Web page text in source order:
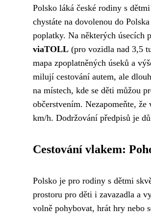
Polsko láká české rodiny s
chystáte na dovolenou do
poplatky. Na některých úsecích
viaTOLL (pro vozidla nad 3,5
mapa zpoplatněných úseků a
milují cestování autem, ale
na místech, kde se děti můžou
občerstvením. Nezapomeňte,
km/h. Dodržování předpisů je
Cestování vlakem:
Polsko je pro rodiny s dětmi
prostoru pro děti i zavazadla a
volně pohybovat, hrát hry nebo